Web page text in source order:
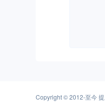
Copyright © 2012-至今